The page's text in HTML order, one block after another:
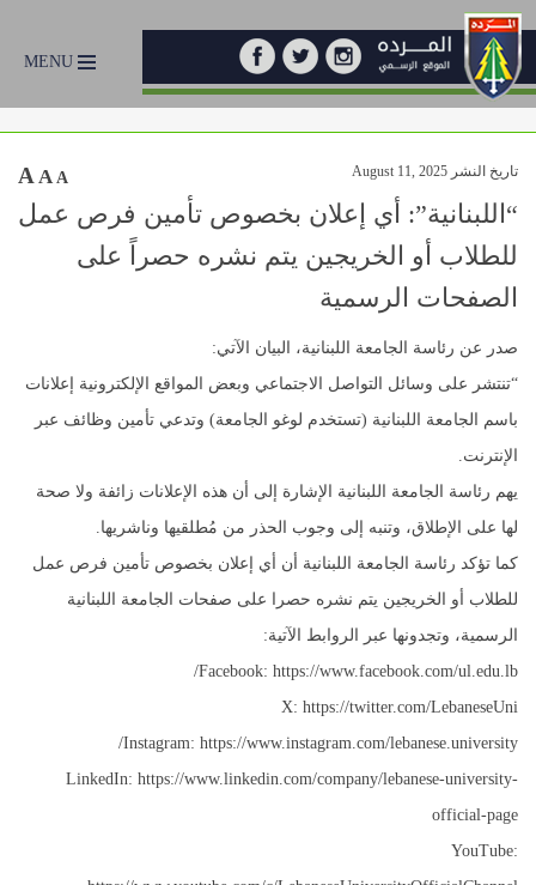
MENU
تاريخ النشر August 11, 2025 A A A
“اللبنانية”: أي إعلان بخصوص تأمين فرص عمل
للطلاب أو الخريجين يتم نشره حصراً على
الصفحات الرسمية
صدر عن رئاسة الجامعة اللبنانية، البيان الآتي:
“تنتشر على وسائل التواصل الاجتماعي وبعض المواقع الإلكترونية إعلانات
باسم الجامعة اللبنانية (تستخدم لوغو الجامعة) وتدعي تأمين وظائف عبر
الإنترنت.
يهم رئاسة الجامعة اللبنانية الإشارة إلى أن هذه الإعلانات زائفة ولا صحة
لها على الإطلاق، وتنبه إلى وجوب الحذر من مُطلقيها وناشريها.
كما تؤكد رئاسة الجامعة اللبنانية أن أي إعلان بخصوص تأمين فرص عمل
للطلاب أو الخريجين يتم نشره حصرا على صفحات الجامعة اللبنانية
الرسمية، وتجدونها عبر الروابط الآتية:
Facebook: https://www.facebook.com/ul.edu.lb/
X: https://twitter.com/LebaneseUni
Instagram: https://www.instagram.com/lebanese.university/
LinkedIn: https://www.linkedin.com/company/lebanese-university-
official-page
YouTube: